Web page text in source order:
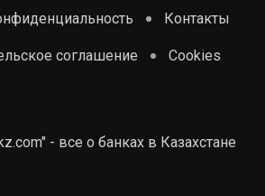
Контакты
соглашение Cookies
- все о банках в Казахстане